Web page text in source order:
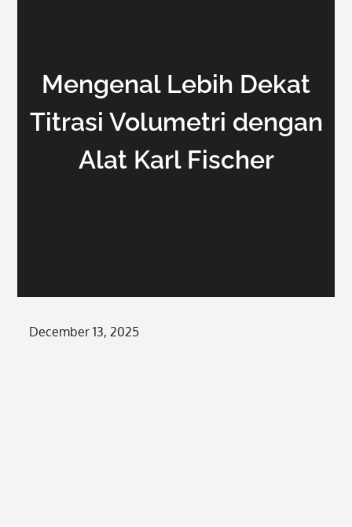
Mengenal Lebih Dekat
Titrasi Volumetri dengan
Alat Karl Fischer
Posted
December 13, 2025